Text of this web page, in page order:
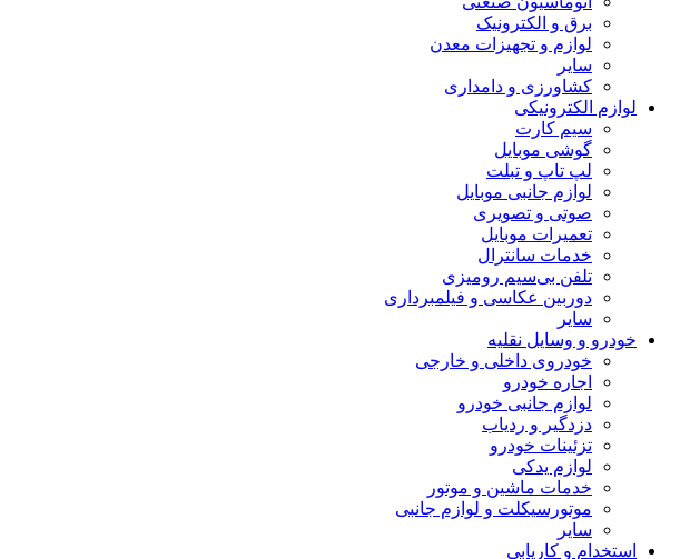
برق و الکترونیک
لوازم و تجهیزات معدن
سایر
کشاورزی و دامداری
لوازم الکترونیکی
سیم کارت
گوشی موبایل
لپ تاپ و تبلت
لوازم جانبی موبایل
صوتی و تصویری
تعمیرات موبایل
خدمات سانترال
تلفن بی‌سیم رومیزی
دوربین عکاسی و فیلمبرداری
سایر
خودرو و وسایل نقلیه
خودروی داخلی و خارجی
اجاره خودرو
لوازم جانبی خودرو
دزدگیر و ردیاب
تزئینات خودرو
لوازم یدکی
خدمات ماشین و موتور
موتورسیکلت و لوازم جانبی
سایر
استخدام و کاریابی